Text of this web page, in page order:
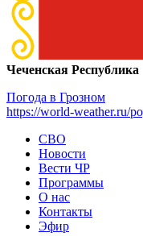
Чеченская Республика
Погода в Грозном
https://world-weather.ru/
СВО
Новости
Вести ЧР
Программы
О нас
Контакты
Эфир